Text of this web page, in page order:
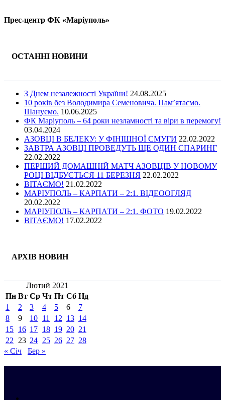
Прес-центр ФК «Маріуполь»
ОСТАННІ НОВИНИ
З Днем незалежності України! 24.08.2025
10 років без Володимира Семеновича. Пам’ятаємо.
Шануємо. 10.06.2025
ФК Маріуполь – 64 роки незламності та віри в перемогу!
03.04.2024
АЗОВЦІ В БЕЛЕКУ: У ФІНІШНОЇ СМУГИ 22.02.2022
ЗАВТРА АЗОВЦІ ПРОВЕДУТЬ ЩЕ ОДИН СПАРИНГ
22.02.2022
ПЕРШИЙ ДОМАШНІЙ МАТЧ АЗОВЦІВ У НОВОМУ
РОЦІ ВІДБУЄТЬСЯ 11 БЕРЕЗНЯ 22.02.2022
ВІТАЄМО! 21.02.2022
МАРІУПОЛЬ – КАРПАТИ – 2:1. ВІДЕООГЛЯД
20.02.2022
МАРІУПОЛЬ – КАРПАТИ – 2:1. ФОТО 19.02.2022
ВІТАЄМО! 17.02.2022
АРХІВ НОВИН
Лютий 2021
Пн Вт Ср Чт Пт Сб Нд
1
2 3 4 5 6
7
8
9 10 11 12 13 14
15 16 17 18 19 20 21
22
23 24 25 26 27 28
« Січ
Бер »